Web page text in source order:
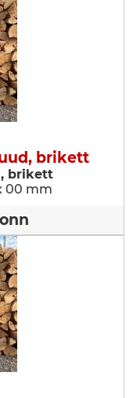
brikett
brikett
00 mm